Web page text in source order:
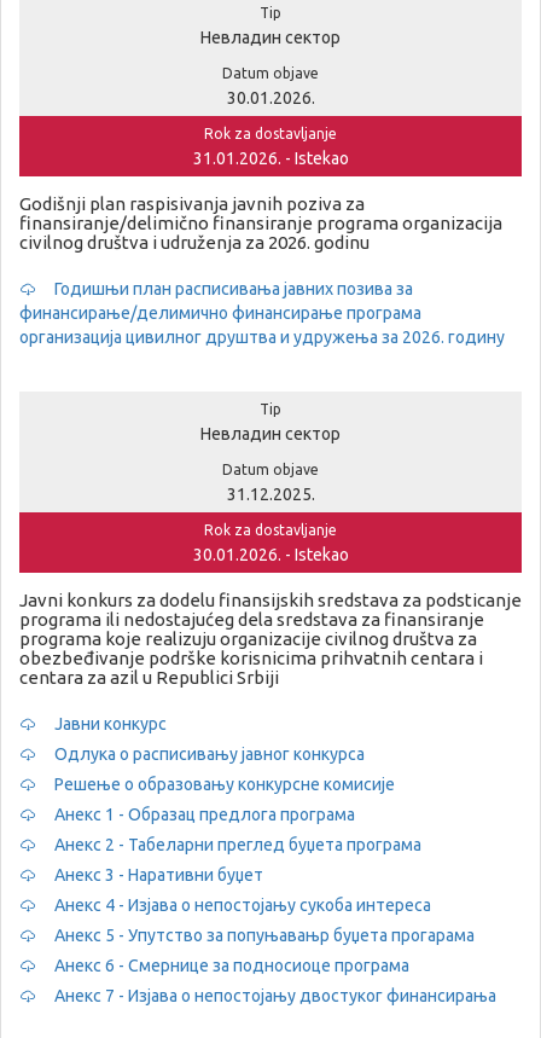
Tip
Невладин сектор
Datum objave
30.01.2026.
Rok za dostavljanje
31.01.2026. - Istekao
Godišnji plan raspisivanja javnih poziva za
finansiranje/delimično finansiranje programa organizacija
civilnog društva i udruženja za 2026. godinu
Годишњи план расписивања јавних позива за
финансирање/делимично финансирање програма
организација цивилног друштва и удружења за 2026. годину
Tip
Невладин сектор
Datum objave
31.12.2025.
Rok za dostavljanje
30.01.2026. - Istekao
Javni konkurs za dodelu finansijskih sredstava za podsticanje
programa ili nedostajućeg dela sredstava za finansiranje
programa koje realizuju organizacije civilnog društva za
obezbeđivanje podrške korisnicima prihvatnih centara i
centara za azil u Republici Srbiji
Јавни конкурс
Одлука о расписивању јавног конкурса
Решење о образовању конкурсне комисије
Анекс 1 - Образац предлога програма
Анекс 2 - Табеларни преглед буџета програма
Анекс 3 - Наративни буџет
Анекс 4 - Изјава о непостојању сукоба интереса
Анекс 5 - Упутство за попуњавањр буџета прогарама
Анекс 6 - Смернице за подносиоце програма
Анекс 7 - Изјава о непостојању двостуког финансирања